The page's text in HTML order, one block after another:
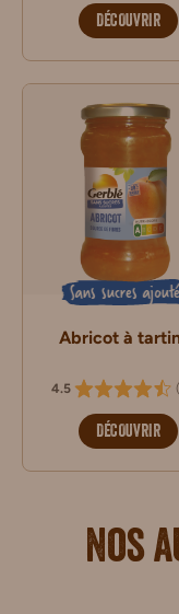
DÉCOUVRIR
Sans sucres
Abricot à
4.5 (
DÉCOUVRIR
Nos